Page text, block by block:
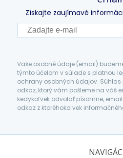
Získajte zaujímavé
Vaše osobné údaje (email)
týmto účelom v súlade s platnou
ochrany osobných údajov.
odkaz, ktorý vám pošleme na váš
kedykoľvek odvolať písomne,
odkaz z ktoréhokoľvek